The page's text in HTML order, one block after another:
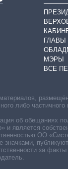
ГЛАВЫ
МЭРЫ
ВСЕ
либо
об обещаниях
является
ОО
значками,
за